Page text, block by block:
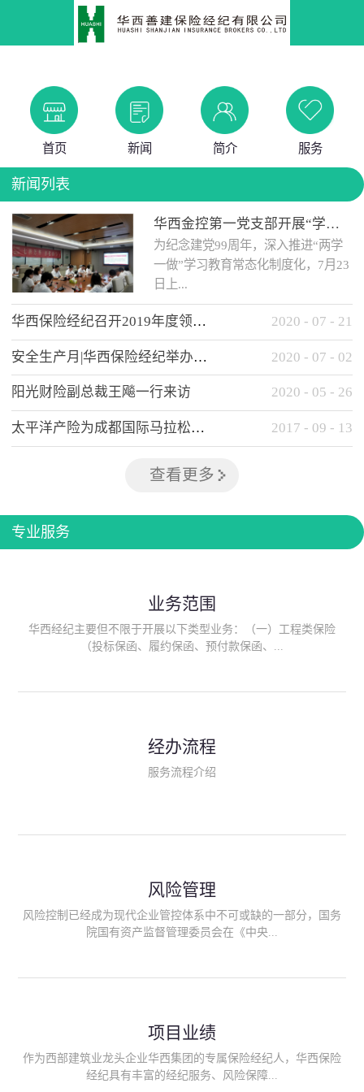
首页 新闻 简介 服务
新闻列表
华西金控第一党支部开展“学党史 知党情 做合格党员”主题教育工作会
为纪念建党99周年，深入推进“两学
一做”学习教育常态化制度化，7月23
日上...
午，华西金控第一党支部举办了“学
党史、知党情、...
华西保险经纪召开2019年度领导班子述职考核工作会 2020 - 07 - 21
安全生产月|华西保险经纪举办应急消防安全知识培训 2020 - 07 - 02
阳光财险副总裁王飚一行来访 2020 - 05 - 26
太平洋产险为成都国际马拉松提供全方位保险保障 2017 - 09 - 13
查看更多
专业服务
业务范围
华西经纪主要但不限于开展以下类型业务：（一）工程类保险
（投标保函、履约保函、预付款保函、...
险、政府公共安全责任保险/自然灾害公众责任保险、精神病监护
人责任险、首台套/首版次保险、科技保险等）；（三）传统财产
险产品；（六）保险招投标业务。随着业务的开展，华西经纪会
供专业、优质的保险经纪服务。
经办流程
服务流程介绍
风险管理
风险控制已经成为现代企业管控体系中不可或缺的一部分，国务
院国有资产监督管理委员会在《中央...
能够为客户降低风险管理成本，提高经营效率；能够为企业提供
从风险评估、风险分析、风险防范、风险转移到灾后防损、索赔
等全方位、全过程、专家式的服务，拓展和深化由保险公司提供
项目业绩
作为西部建筑业龙头企业华西集团的专属保险经纪人，华西保险
经纪具有丰富的经纪服务、风险保障...